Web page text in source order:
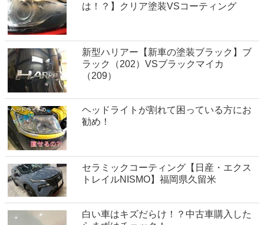
は！？】クリア塗装VSコーティング
新型ハリアー【新車の塗装ブラック】ブ
ラック（202）VSブラックマイカ
（209）
ヘッドライトが割れて困っている方にお
勧め！
セラミックコーティング【日産・エクス
トレイルNISMO】福岡県久留米
白い車はキズだらけ！？中古車購入した